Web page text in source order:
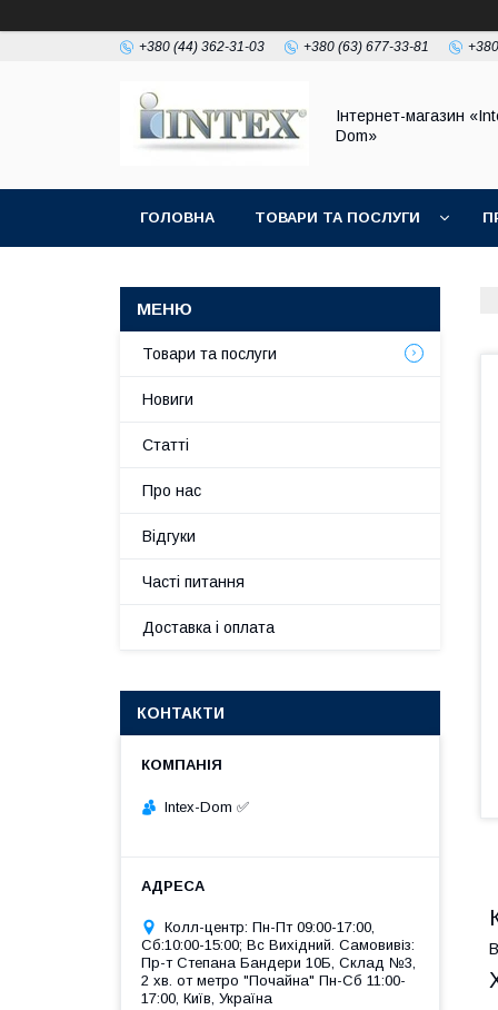
+380 (44) 362-31-03 +380 (63) 677-33-81
Інтернет-магазин
Dom»
ГОЛОВНА ТОВАРИ ТА ПОСЛУГИ
Товари та послуги
Новиги
Статті
Про нас
Відгуки
Часті питання
Доставка і оплата
КОНТАКТИ
Intex-Dom ✅
Колл-центр: Пн-Пт 09:00-17:00,
Сб:10:00-15:00; Вс Вихідний. Самовивіз:
Пр-т Степана Бандери 10Б, Склад №3,
2 хв. от метро "Почайна" Пн-Cб 11:00-
17:00, Київ, Україна